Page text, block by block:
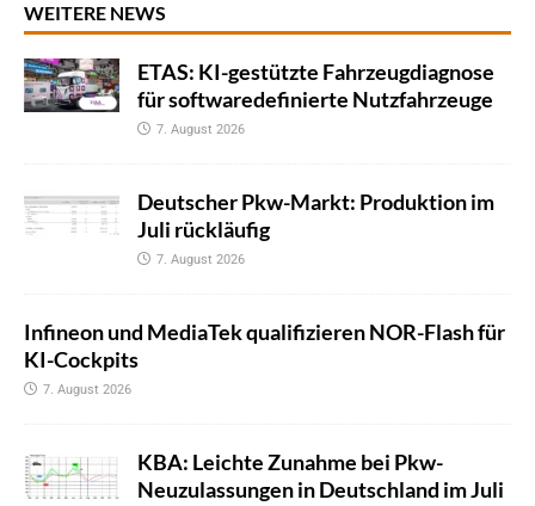
WEITERE NEWS
ETAS: KI-gestützte Fahrzeugdiagnose
für softwaredefinierte Nutzfahrzeuge
7. August 2026
Deutscher Pkw-Markt: Produktion im
Juli rückläufig
7. August 2026
Infineon und MediaTek qualifizieren NOR-Flash für
KI-Cockpits
7. August 2026
KBA: Leichte Zunahme bei Pkw-
Neuzulassungen in Deutschland im Juli